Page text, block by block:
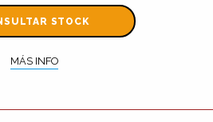
STOCK
MÁS INFO